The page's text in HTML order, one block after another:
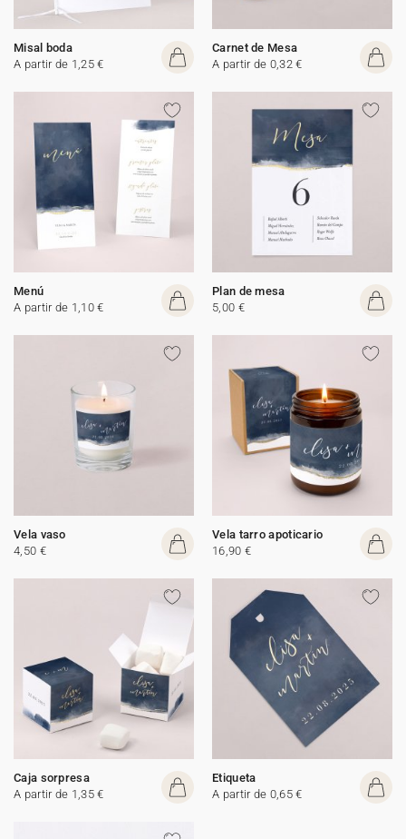
Misal boda
A partir de 1,25 €
Carnet de Mesa
A partir de 0,32 €
Menú
A partir de 1,10 €
Plan de mesa
5,00 €
Vela vaso
4,50 €
Vela tarro apoticario
16,90 €
Caja sorpresa
A partir de 1,35 €
Etiqueta
A partir de 0,65 €